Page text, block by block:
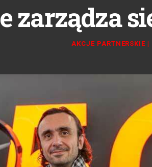
zarządza
AKCJE PARTNERSKIE |